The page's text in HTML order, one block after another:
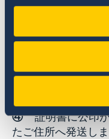
受付順に、窓
だきます。
（お預かりしたパ
取った後に当日返却
④証明書に公印
たご住所へ発送しま